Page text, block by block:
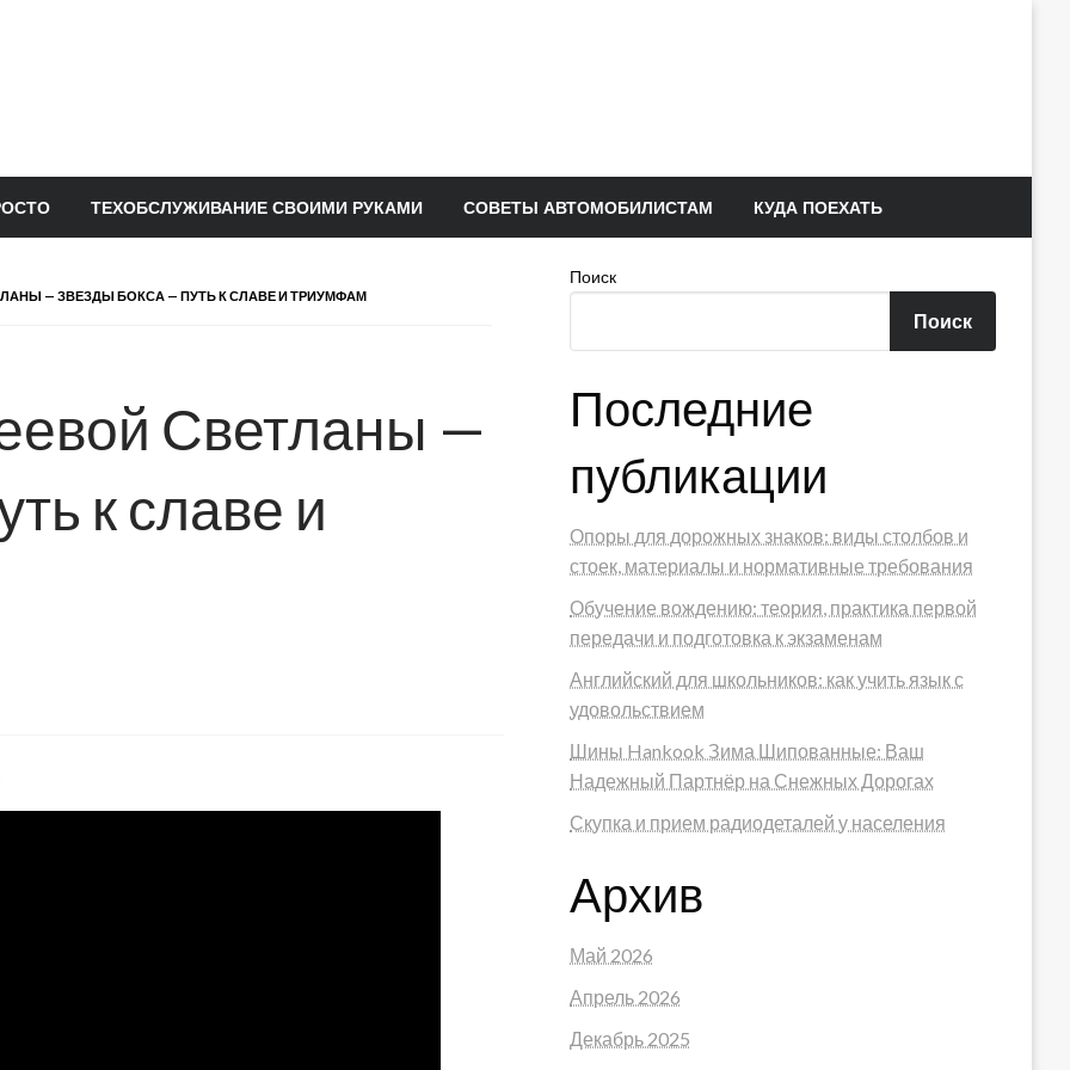
ТЕХОБСЛУЖИВАНИЕ СВОИМИ РУКАМИ СОВЕТЫ АВТОМОБИЛИСТАМ КУДА ПОЕХАТЬ
— ЗВЕЗДЫ БОКСА — ПУТЬ К СЛАВЕ И ТРИУМФАМ
Светланы —
к славе и
Поиск
Поиск
Последние
публикации
Опоры для дорожных знаков: виды столбов и
стоек, материалы и нормативные требования
Обучение вождению: теория, практика первой
передачи и подготовка к экзаменам
Английский для школьников: как учить язык с
удовольствием
Шины Hankook Зима Шипованные: Ваш
Надежный Партнёр на Снежных Дорогах
Скупка и прием радиодеталей у населения
Архив
Май 2026
Апрель 2026
Декабрь 2025